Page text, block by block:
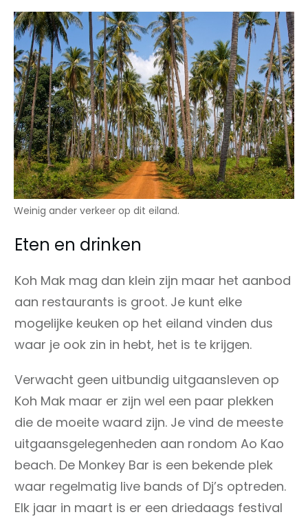
Weinig ander verkeer op dit eiland.
Eten en drinken
Koh Mak mag dan klein zijn maar het aanbod
aan restaurants is groot. Je kunt elke
mogelijke keuken op het eiland vinden dus
waar je ook zin in hebt, het is te krijgen.
Verwacht geen uitbundig uitgaansleven op
Koh Mak maar er zijn wel een paar plekken
die de moeite waard zijn. Je vind de meeste
uitgaansgelegenheden aan rondom Ao Kao
beach. De Monkey Bar is een bekende plek
waar regelmatig live bands of Dj’s optreden.
Elk jaar in maart is er een driedaags festival